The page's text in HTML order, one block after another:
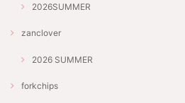
2026SUMMER
zanclover
2026 SUMMER
forkchips